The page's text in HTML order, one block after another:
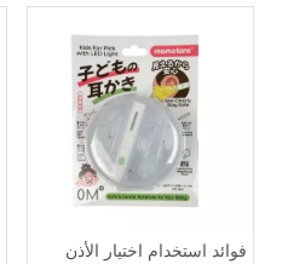
فوائد استخدام اختيار الأذن